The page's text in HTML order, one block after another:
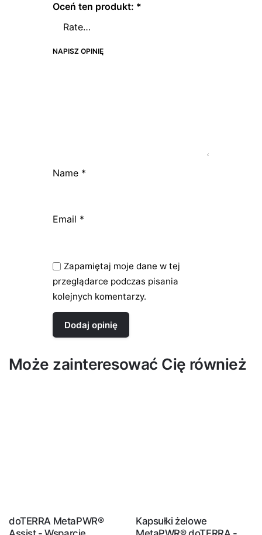
Oceń ten produkt: *
NAPISZ OPINIĘ
Name *
Email *
Zapamiętaj moje dane w tej
przeglądarce podczas pisania
kolejnych komentarzy.
Może zainteresować Cię również
doTERRA MetaPWR®
Kapsułki żelowe